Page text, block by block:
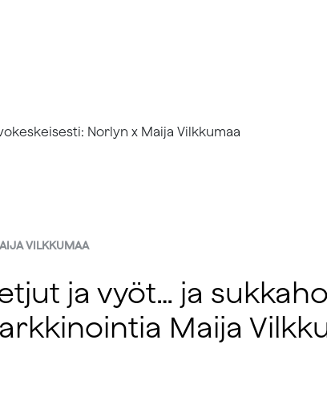
VILKKUMAA
ja vyöt… ja
Maija